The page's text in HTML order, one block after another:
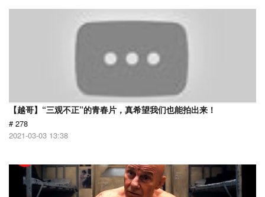
【越哥】“三观不正”的青春片，真希望我们也能拍出来！
# 278
2021-03-03 13:38